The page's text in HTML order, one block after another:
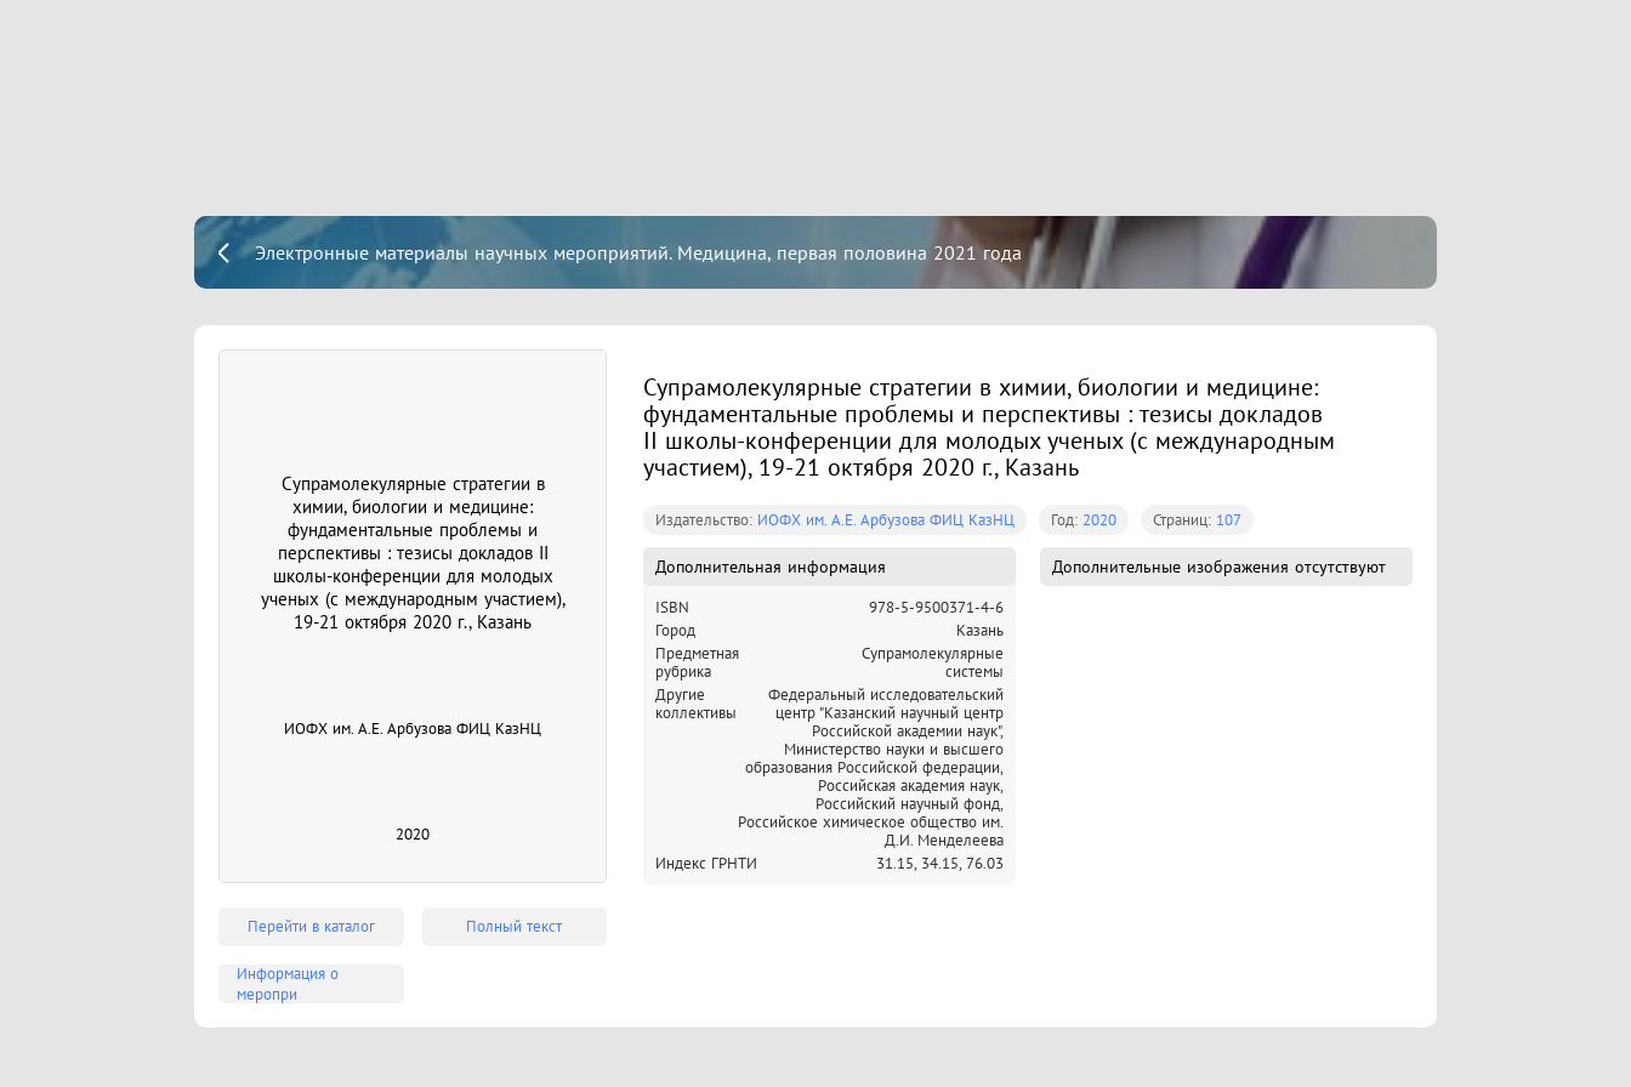
Электронные материалы научных мероприятий. Медицина, первая половина 2021 года
Супрамолекулярные стратегии в
химии, биологии и медицине:
фундаментальные проблемы и
перспективы : тезисы докладов II
школы-конференции для молодых
ученых (с международным участием),
19-21 октября 2020 г., Казань
ИОФХ им. А.Е. Арбузова ФИЦ КазНЦ
2020
Перейти в каталог Полный текст
Информация о
меропри
Супрамолекулярные стратегии в химии, биологии и медицине:
фундаментальные проблемы и перспективы : тезисы докладов
II школы-конференции для молодых ученых (с международным
участием), 19-21 октября 2020 г., Казань
Издательство: ИОФХ им. А.Е. Арбузова ФИЦ КазНЦ Год: 2020 Страниц: 107
Дополнительная информация
ISBN
978-5-9500371-4-6
Город
Казань
Предметная
рубрика
Супрамолекулярные
системы
Другие
коллективы
Федеральный исследовательский
центр "Казанский научный центр
Российской академии наук",
Министерство науки и высшего
образования Российской федерации,
Российская академия наук,
Российский научный фонд,
Российское химическое общество им.
Д.И. Менделеева
Индекс ГРНТИ
31.15, 34.15, 76.03
Дополнительные изображения отсутствуют